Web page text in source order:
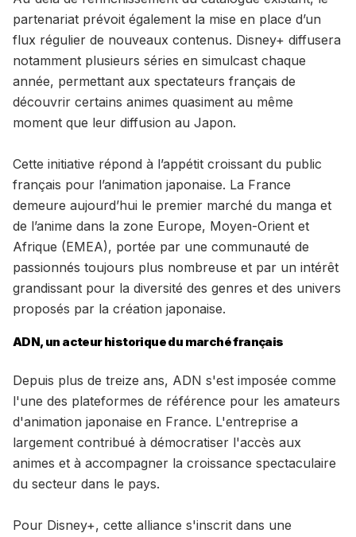
partenariat prévoit également la mise en place d’un
flux régulier de nouveaux contenus. Disney+ diffusera
notamment plusieurs séries en simulcast chaque
année, permettant aux spectateurs français de
découvrir certains animes quasiment au même
moment que leur diffusion au Japon.
Cette initiative répond à l’appétit croissant du public
français pour l’animation japonaise. La France
demeure aujourd’hui le premier marché du manga et
de l’anime dans la zone Europe, Moyen-Orient et
Afrique (EMEA), portée par une communauté de
passionnés toujours plus nombreuse et par un intérêt
grandissant pour la diversité des genres et des univers
proposés par la création japonaise.
ADN, un acteur historique du marché français
Depuis plus de treize ans, ADN s'est imposée comme
l'une des plateformes de référence pour les amateurs
d'animation japonaise en France. L'entreprise a
largement contribué à démocratiser l'accès aux
animes et à accompagner la croissance spectaculaire
du secteur dans le pays.
Pour Disney+, cette alliance s'inscrit dans une